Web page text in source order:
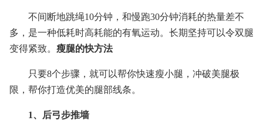
不间断地跳绳10分钟，和慢跑30分钟消耗的热量差不
多，是一种低耗时高耗能的有氧运动。长期坚持可以令双腿
变得紧致。 瘦腿的快方法
只要8个步骤，就可以帮你快速瘦小腿，冲破美腿极
限，帮你打造优美的腿部线条。
1、后弓步推墙